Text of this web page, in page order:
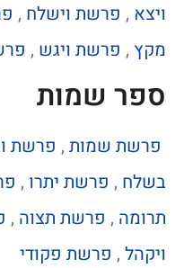
ויצא , פרשת וישלח ,
מקץ , פרשת ויגש ,
ספר שמות
פרשת שמות , פרשת
בשלח , פרשת יתרו ,
תרומה , פרשת תצוה ,
ויקהל , פרשת פקודי